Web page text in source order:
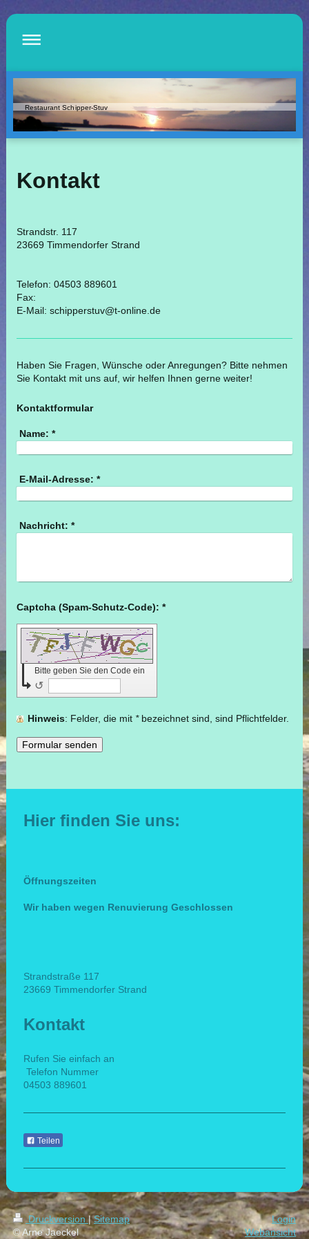
Restaurant Schipper-Stuv
Kontakt
Strandstr. 117
23669 Timmendorfer Strand
Telefon: 04503 889601
Fax:
E-Mail: schipperstuv@t-online.de
Haben Sie Fragen, Wünsche oder Anregungen? Bitte nehmen
Sie Kontakt mit uns auf, wir helfen Ihnen gerne weiter!
Kontaktformular
Name: *
E-Mail-Adresse: *
Nachricht: *
Captcha (Spam-Schutz-Code): *
Bitte geben Sie den Code ein
↺
Hinweis : Felder, die mit *bezeichnet sind, sind Pflichtfelder.
Hier finden Sie uns:
Öffnungszeiten
Wir haben wegen Renuvierung Geschlossen
Strandstraße 117
23669 Timmendorfer Strand
Kontakt
Rufen Sie einfach an
Telefon Nummer
04503 889601
Teilen
Druckversion| Sitemap
© Arne Jaeckel
Login
Webansicht